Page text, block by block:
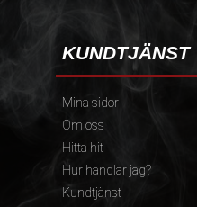
KUNDTJÄNST
Mina sidor
Om oss
Hitta hit
Hur handlar jag?
Kundtjänst